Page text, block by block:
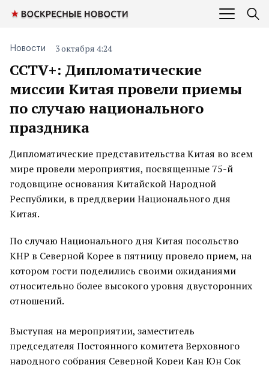
CCTV+: Дипломатические
миссии Китая провели приемы
по случаю национального
праздника
Новости 3 октября 4:24
Дипломатические представительства Китая во всем
мире провели мероприятия, посвященные 75-й
годовщине основания Китайской Народной
Республики, в преддверии Национального дня
Китая.
По случаю Национального дня Китая посольство
КНР в Северной Корее в пятницу провело прием, на
котором гости поделились своими ожиданиями
относительно более высокого уровня двусторонних
отношений.
Выступая на мероприятии, заместитель
председателя Постоянного комитета Верховного
народного собрания Северной Кореи Кан Юн Сок